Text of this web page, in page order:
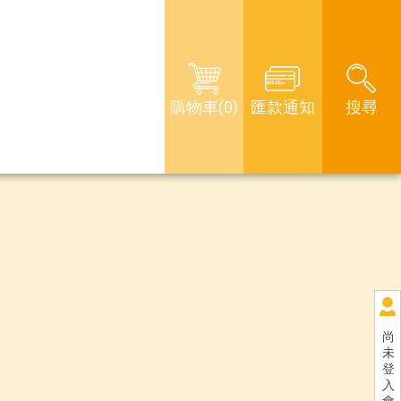
尚
未
登
入
購物車(0) 匯款通知 搜尋